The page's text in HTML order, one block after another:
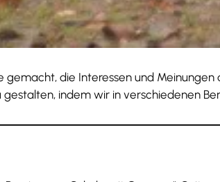
die Interessen und
indem wir in verschiedenen